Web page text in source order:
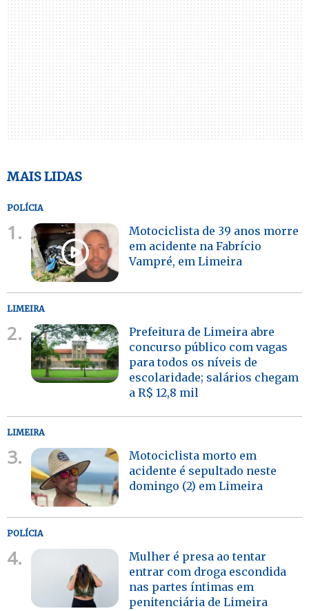
MAIS LIDAS
POLÍCIA
1.
Motociclista de 39 anos morre
em acidente na Fabrício
Vampré, em Limeira
LIMEIRA
2.
Prefeitura de Limeira abre
concurso público com vagas
para todos os níveis de
escolaridade; salários chegam
a R$ 12,8 mil
LIMEIRA
3.
Motociclista morto em
acidente é sepultado neste
domingo (2) em Limeira
POLÍCIA
4.
Mulher é presa ao tentar
entrar com droga escondida
nas partes íntimas em
penitenciária de Limeira